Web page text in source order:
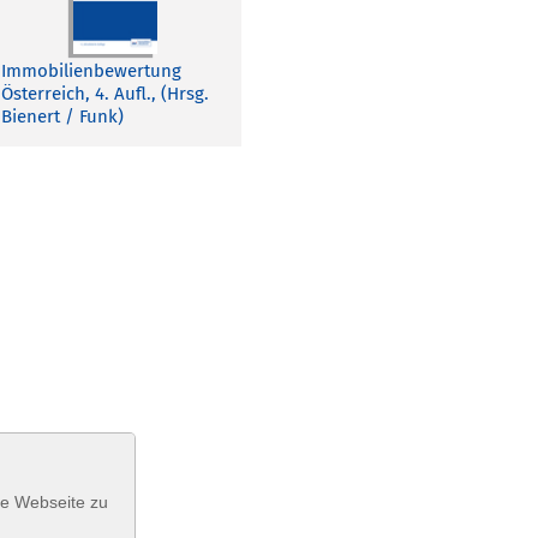
Immobilienbewertung
Österreich, 4. Aufl., (Hrsg.
Bienert / Funk)
Webseite zu